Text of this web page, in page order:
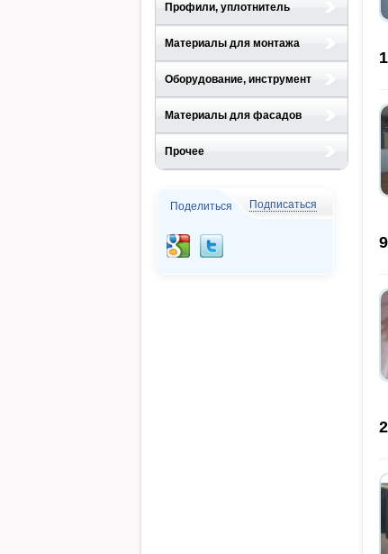
Профили, уплотнитель
Материалы для монтажа
Оборудование, инструмент
Материалы для фасадов
Прочее
Поделиться Подписаться
1